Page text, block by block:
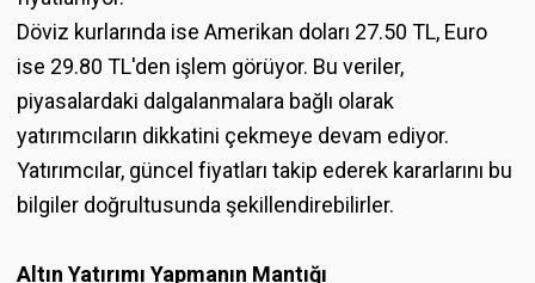
Döviz kurlarında ise Amerikan doları 27.50 TL, Euro
ise 29.80 TL'den işlem görüyor. Bu veriler,
piyasalardaki dalgalanmalara bağlı olarak
yatırımcıların dikkatini çekmeye devam ediyor.
Yatırımcılar, güncel fiyatları takip ederek kararlarını bu
bilgiler doğrultusunda şekillendirebilirler.
Altın Yatırımı Yapmanın Mantığı